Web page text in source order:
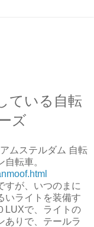
ている自転
ズ
ムステルダム 自転
転車。
すが、いつのまに
いライトを装備す
LUXで、ライトの
ありで、テールラ